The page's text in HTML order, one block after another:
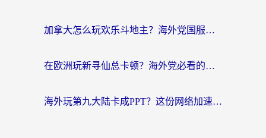
加拿大怎么玩欢乐斗地主？海外党国服游戏加速终极指南（附绝地求生未来之役300英雄实测）
在欧洲玩新寻仙总卡顿？海外党必看的国服游戏加速全攻略
海外玩第九大陆卡成PPT？这份网络加速指南帮你丝滑上分